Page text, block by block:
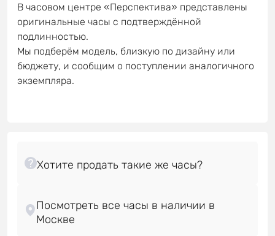
В часовом центре «Перспектива» представлены
оригинальные часы с подтверждённой
подлинностью.
Мы подберём модель, близкую по дизайну или
бюджету, и сообщим о поступлении аналогичного
экземпляра.
Посмотреть все часы в наличии в